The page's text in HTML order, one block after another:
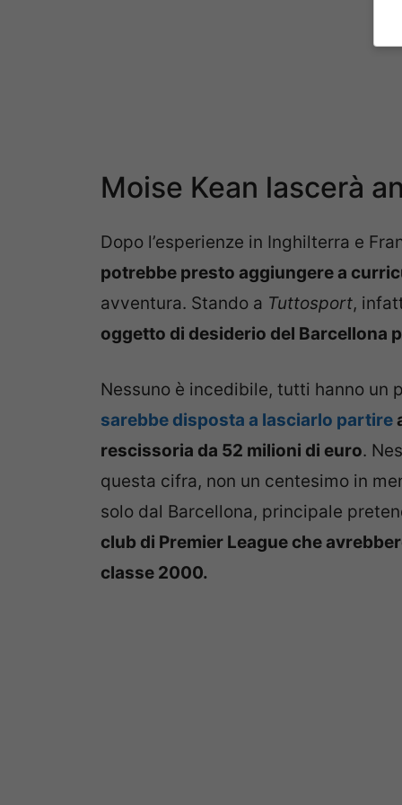
Moise Kean lascerà
Dopo l’esperienze in Inghilterra e
potrebbe presto aggiungere a
avventura. Stando a Tuttosport,
oggetto di desiderio del Barcellona
Nessuno è incedibile, tutti hanno un
sarebbe disposta a lasciarlo partire
rescissoria da 52 milioni di euro.
questa cifra, non un centesimo in
solo dal Barcellona, principale
club di Premier League che
classe 2000.